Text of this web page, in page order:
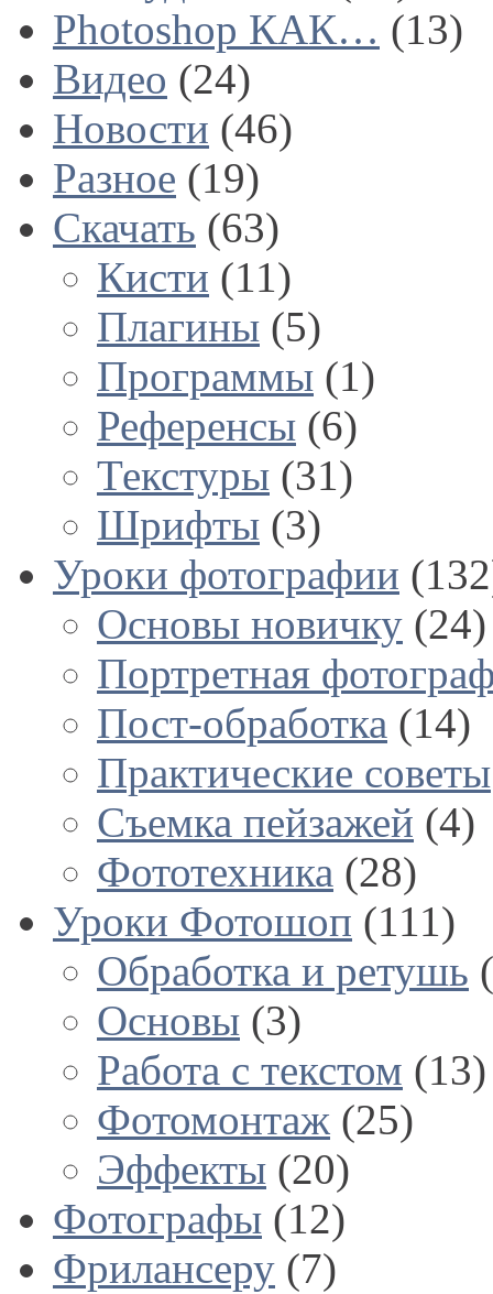
Photoshop КАК… (13)
Видео (24)
Новости (46)
Разное (19)
Скачать (63)
Кисти (11)
Плагины (5)
Программы (1)
Референсы (6)
Текстуры (31)
Шрифты (3)
Уроки фотографии
Основы новичку (24)
Портретная
Пост-обработка (14)
Практические советы
Съемка пейзажей (4)
Фототехника (28)
Уроки Фотошоп (111)
Обработка и ретушь
Основы (3)
Работа с текстом (13)
Фотомонтаж (25)
Эффекты (20)
Фотографы (12)
Фрилансеру (7)